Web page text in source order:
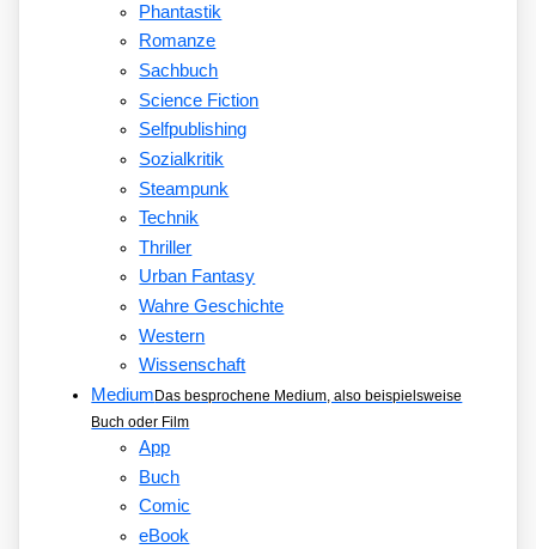
Phantastik
Romanze
Sachbuch
Science Fiction
Selfpublishing
Sozialkritik
Steampunk
Technik
Thriller
Urban Fantasy
Wahre Geschichte
Western
Wissenschaft
Medium Das besprochene Medium, also beispielsweise
Buch oder Film
App
Buch
Comic
eBook